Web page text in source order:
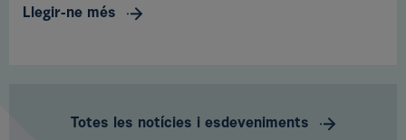
Llegir-ne més
Totes les notícies i esdeveniments